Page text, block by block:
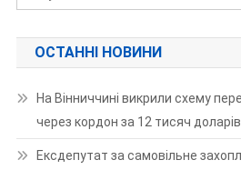
ОСТАННІ НОВИНИ
На Вінниччині викрили схему
через кордон за 12 тисяч доларів
Ексдепутат за самовільне